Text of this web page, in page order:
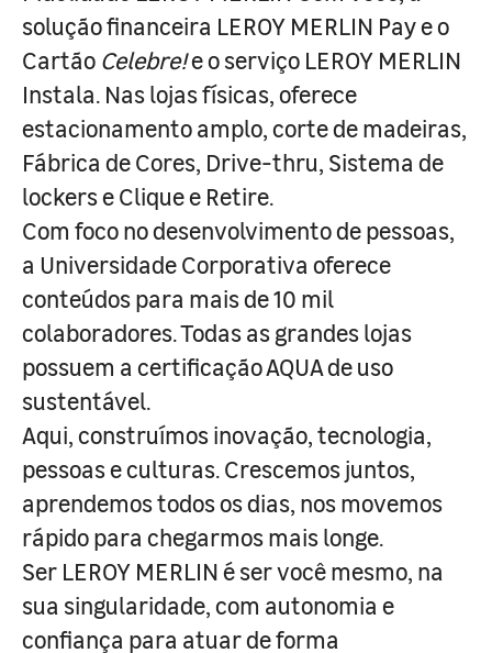
solução financeira LEROY MERLIN Pay e o
Cartão Celebre!e o serviço LEROY MERLIN
Instala. Nas lojas físicas, oferece
estacionamento amplo, corte de madeiras,
Fábrica de Cores, Drive-thru, Sistema de
lockers e Clique e Retire.
Com foco no desenvolvimento de pessoas,
a Universidade Corporativa oferece
conteúdos para mais de 10 mil
colaboradores. Todas as grandes lojas
possuem a certificação AQUA de uso
sustentável.
Aqui, construímos inovação, tecnologia,
pessoas e culturas. Crescemos juntos,
aprendemos todos os dias, nos movemos
rápido para chegarmos mais longe.
Ser LEROY MERLIN é ser você mesmo, na
sua singularidade, com autonomia e
confiança para atuar de forma